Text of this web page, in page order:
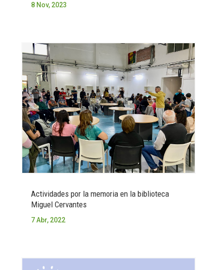
8 Nov, 2023
Actividades por la memoria en la biblioteca
Miguel Cervantes
7 Abr, 2022